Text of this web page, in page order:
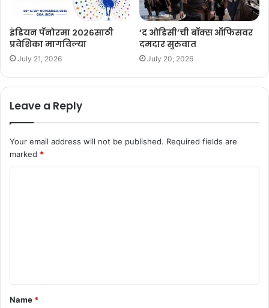
इंडियन पॅनोरमा २०२६साठी
प्रवेशिका मागविल्या
July 21, 2026
‘द ओडिसी’ची बॉक्स ऑफिसवर
दमदार सुरुवात
July 20, 2026
Leave a Reply
Your email address will not be published. Required fields are
marked *
t
*
Name *